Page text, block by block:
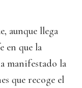
aunque llega
en que la
manifestado la
que recoge el